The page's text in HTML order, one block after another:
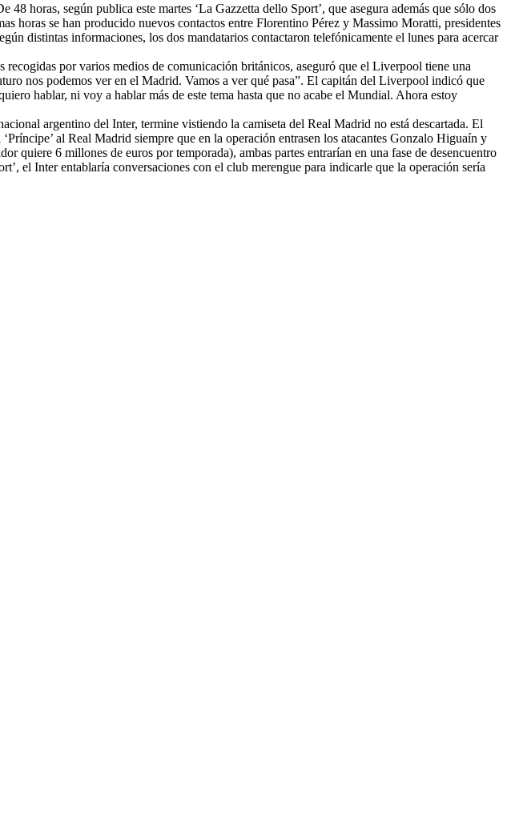
horas, según publica este martes ‘La Gazzetta dello Sport’, que asegura además que sólo dos
horas se han producido nuevos contactos entre Florentino Pérez y Massimo Moratti, presidentes
distintas informaciones, los dos mandatarios contactaron telefónicamente el lunes para acercar
recogidas por varios medios de comunicación británicos, aseguró que el Liverpool tiene una
nos podemos ver en el Madrid. Vamos a ver qué pasa”. El capitán del Liverpool indicó que
hablar, ni voy a hablar más de este tema hasta que no acabe el Mundial. Ahora estoy
argentino del Inter, termine vistiendo la camiseta del Real Madrid no está descartada. El
al Real Madrid siempre que en la operación entrasen los atacantes Gonzalo Higuaín y
6 millones de euros por temporada), ambas partes entrarían en una fase de desencuentro
el Inter entablaría conversaciones con el club merengue para indicarle que la operación sería